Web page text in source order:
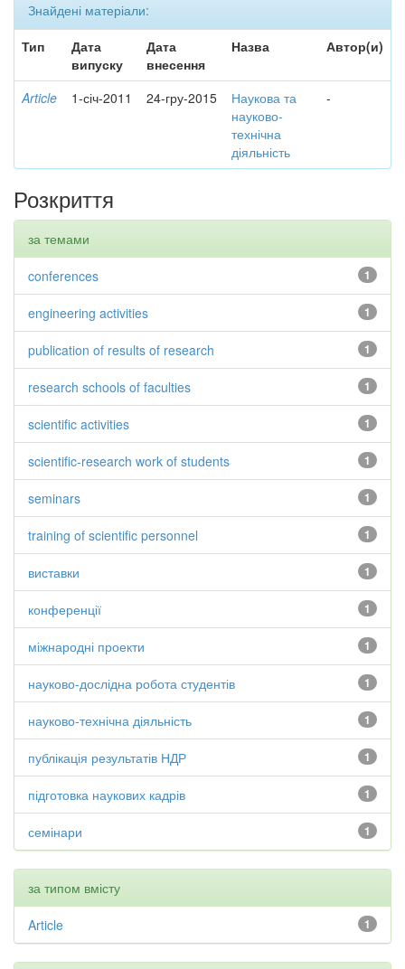
Знайдені матеріали:
Тип
Дата
випуску
Дата
внесення
Назва Автор(и)
Article 1-січ-2011 24-гру-2015
Наукова та
науково-
технічна
діяльність
-
Розкриття
за темами
1
conferences
1
engineering activities
1
publication of results of research
1
research schools of faculties
1
scientific activities
1
scientific-research work of students
1
seminars
1
training of scientific personnel
1
виставки
1
конференції
1
міжнародні проекти
1
науково-дослідна робота студентів
1
науково-технічна діяльність
1
публікація результатів НДР
1
підготовка наукових кадрів
1
семінари
за типом вмісту
1
Article